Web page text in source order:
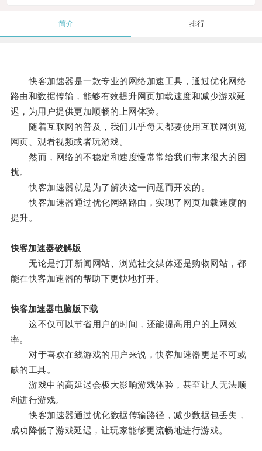
简介 排行
快客加速器是一款专业的网络加速工具，通过优化网络
路由和数据传输，能够有效提升网页加载速度和减少游戏延
迟，为用户提供更加顺畅的上网体验。
随着互联网的普及，我们几乎每天都要使用互联网浏览
网页、观看视频或者玩游戏。
然而，网络的不稳定和速度慢常常给我们带来很大的困
扰。
快客加速器就是为了解决这一问题而开发的。
快客加速器通过优化网络路由，实现了网页加载速度的
提升。
快客加速器破解版
无论是打开新闻网站、浏览社交媒体还是购物网站，都
能在快客加速器的帮助下更快地打开。
快客加速器电脑版下载
这不仅可以节省用户的时间，还能提高用户的上网效
率。
对于喜欢在线游戏的用户来说，快客加速器更是不可或
缺的工具。
游戏中的高延迟会极大影响游戏体验，甚至让人无法顺
利进行游戏。
快客加速器通过优化数据传输路径，减少数据包丢失，
成功降低了游戏延迟，让玩家能够更流畅地进行游戏。